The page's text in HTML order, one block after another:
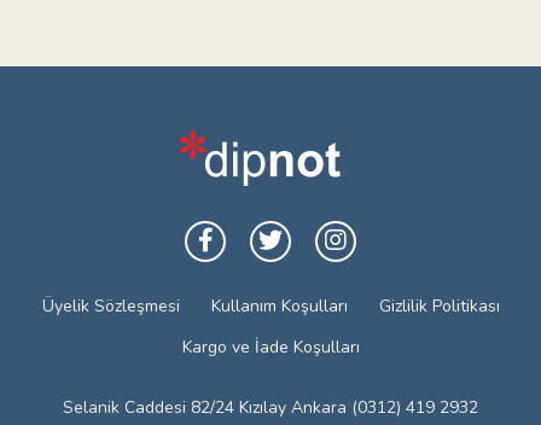
Üyelik Sözleşmesi Kullanım Koşulları
Gizlilik Politikası
Kargo ve İade Koşulları
Selanik Caddesi 82/24 Kızılay Ankara (0312) 419 2932